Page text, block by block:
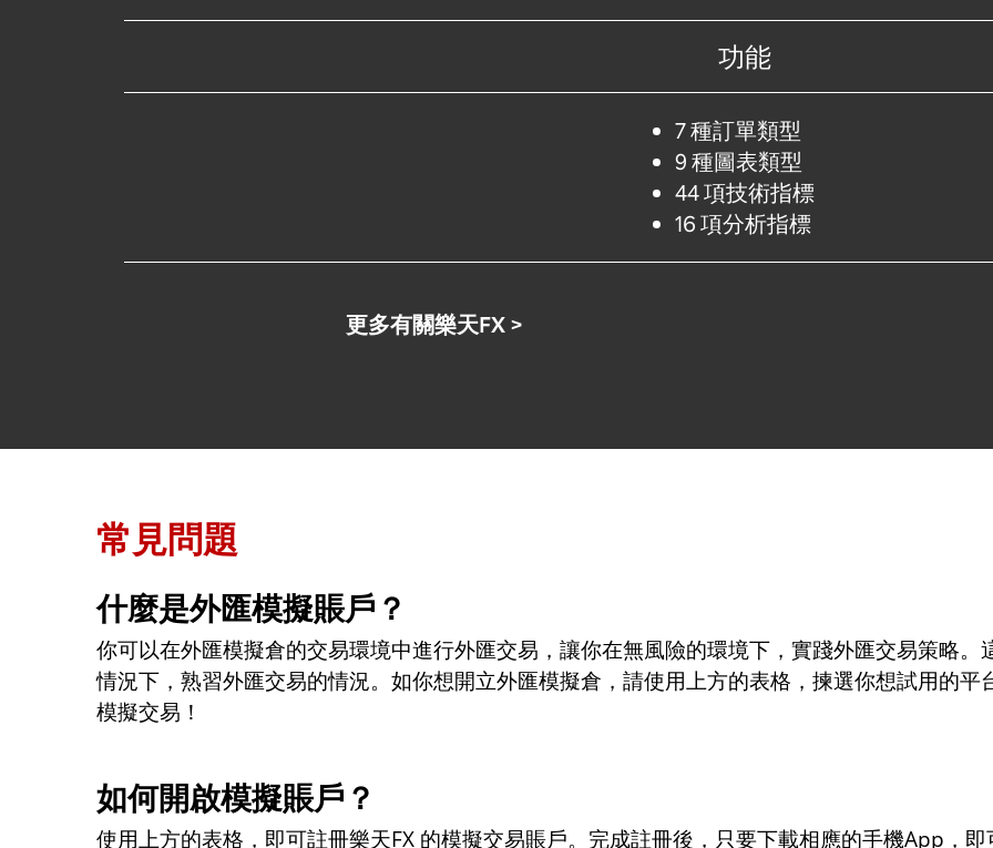
功能
7 種訂單類型
9 種圖表類型
44 項技術指標
16 項分析指標
更多有關樂天FX >
常見問題
什麼是外匯模擬賬戶？
你可以在外匯模擬倉的交易環境中進行外匯交易，讓你在無風險的環境下，實踐外匯交易策略
情況下，熟習外匯交易的情況。如你想開立外匯模擬倉，請使用上方的表格，揀選你想試用的
模擬交易！
如何開啟模擬賬戶？
使用上方的表格，即可註冊樂天FX 的模擬交易賬戶。完成註冊後，只要下載相應的手機App，